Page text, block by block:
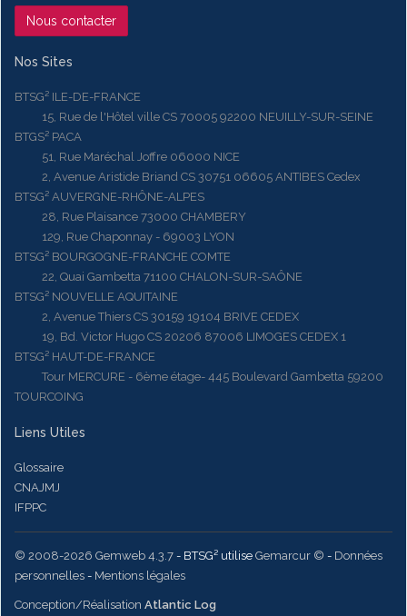
Nous contacter
Nos Sites
BTSG² ILE-DE-FRANCE
15, Rue de l'Hôtel ville CS 70005 92200 NEUILLY-SUR-SEINE
BTGS² PACA
51, Rue Maréchal Joffre 06000 NICE
2, Avenue Aristide Briand CS 30751 06605 ANTIBES Cedex
BTSG² AUVERGNE-RHÔNE-ALPES
28, Rue Plaisance 73000 CHAMBERY
129, Rue Chaponnay - 69003 LYON
BTSG² BOURGOGNE-FRANCHE COMTE
22, Quai Gambetta 71100 CHALON-SUR-SAÔNE
BTSG² NOUVELLE AQUITAINE
2, Avenue Thiers CS 30159 19104 BRIVE CEDEX
19, Bd. Victor Hugo CS 20206 87006 LIMOGES CEDEX 1
BTSG² HAUT-DE-FRANCE
Tour MERCURE - 6ème étage- 445 Boulevard Gambetta 59200
TOURCOING
Liens Utiles
Glossaire
CNAJMJ
IFPPC
© 2008-2026 Gemweb 4.3.7 - BTSG² utilise Gemarcur © - Données
personnelles - Mentions légales
Conception/Réalisation Atlantic Log